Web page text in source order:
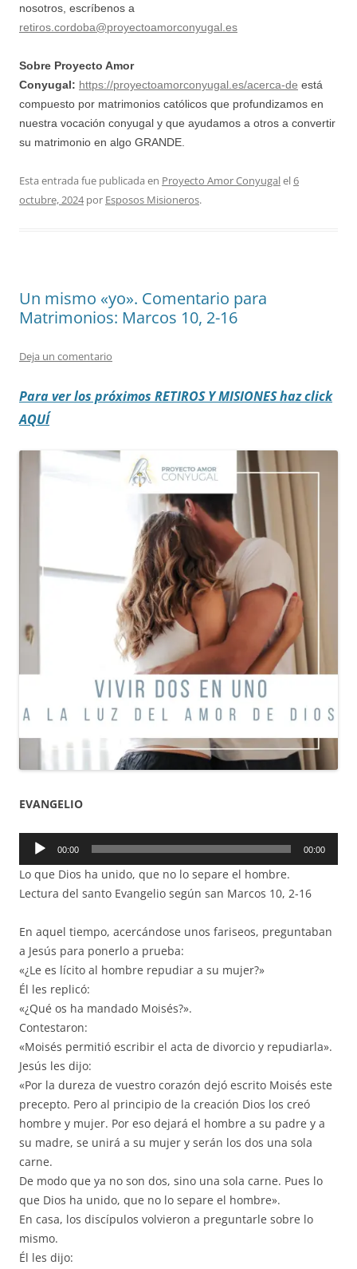
nosotros, escríbenos a
retiros.cordoba@proyectoamorconyugal.es
Sobre Proyecto Amor
Conyugal: https://proyectoamorconyugal.es/acerca-de está
compuesto por matrimonios católicos que profundizamos en
nuestra vocación conyugal y que ayudamos a otros a convertir
su matrimonio en algo GRANDE.
Esta entrada fue publicada en Proyecto Amor Conyugalel6
octubre, 2024por Esposos Misioneros.
Un mismo «yo». Comentario para
Matrimonios: Marcos 10, 2-16
Deja un comentario
Para ver los próximos RETIROSY MISIONES haz click
AQUÍ
EVANGELIO
Reproductor
audio
00:00 00:00
Lo que Dios ha unido, que no lo separe el hombre.
Lectura del santo Evangelio según san Marcos 10, 2-16
En aquel tiempo, acercándose unos fariseos, preguntaban
a Jesús para ponerlo a prueba:
«¿Le es lícito al hombre repudiar a su mujer?»
Él les replicó:
«¿Qué os ha mandado Moisés?».
Contestaron:
«Moisés permitió escribir el acta de divorcio y repudiarla».
Jesús les dijo:
«Por la dureza de vuestro corazón dejó escrito Moisés este
precepto. Pero al principio de la creación Dios los creó
hombre y mujer. Por eso dejará el hombre a su padre y a
su madre, se unirá a su mujer y serán los dos una sola
carne.
De modo que ya no son dos, sino una sola carne. Pues lo
que Dios ha unido, que no lo separe el hombre».
En casa, los discípulos volvieron a preguntarle sobre lo
mismo.
Él les dijo: